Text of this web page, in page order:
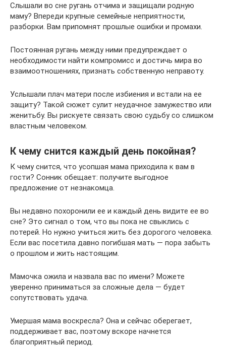
Слышали во сне ругань отчима и защищали родную
маму? Впереди крупные семейные неприятности,
разборки. Вам припомнят прошлые ошибки и промахи.
Постоянная ругань между ними предупреждает о
необходимости найти компромисс и достичь мира во
взаимоотношениях, признать собственную неправоту.
Услышали плач матери после избиения и встали на ее
защиту? Такой сюжет сулит неудачное замужество или
женитьбу. Вы рискуете связать свою судьбу со слишком
властным человеком.
К чему снится каждый день покойная?
К чему снится, что усопшая мама приходила к вам в
гости? Сонник обещает: получите выгодное
предложение от незнакомца.
Вы недавно похоронили ее и каждый день видите ее во
сне? Это сигнал о том, что вы пока не свыклись с
потерей. Но нужно учиться жить без дорогого человека.
Если вас посетила давно погибшая мать — пора забыть
о прошлом и жить настоящим.
Мамочка ожила и назвала вас по имени? Можете
уверенно приниматься за сложные дела — будет
сопутствовать удача.
Умершая мама воскресла? Она и сейчас оберегает,
поддерживает вас, поэтому вскоре начнется
благоприятный период.